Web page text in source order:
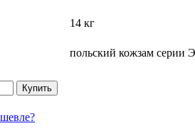
14 кг
польский кожзам серии
Купить